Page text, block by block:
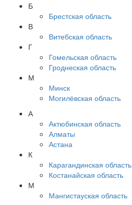
Б
Брестская область
В
Витебская область
Г
Гомельская область
Гроднеская область
М
Минск
Могилёвская область
А
Актюбинская область
Алматы
Астана
К
Карагандинская область
Костанайская область
М
Мангистауская область